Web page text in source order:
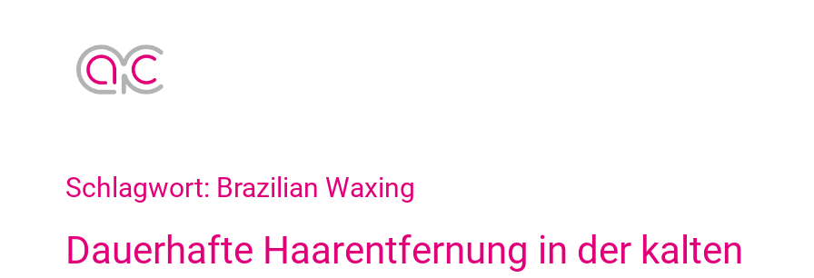
Schlagwort: Brazilian Waxing
Dauerhafte Haarentfernung in der kalten